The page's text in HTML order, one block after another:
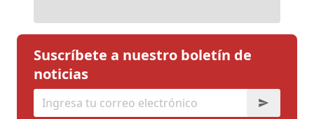
Suscríbete a nuestro boletín de
noticias